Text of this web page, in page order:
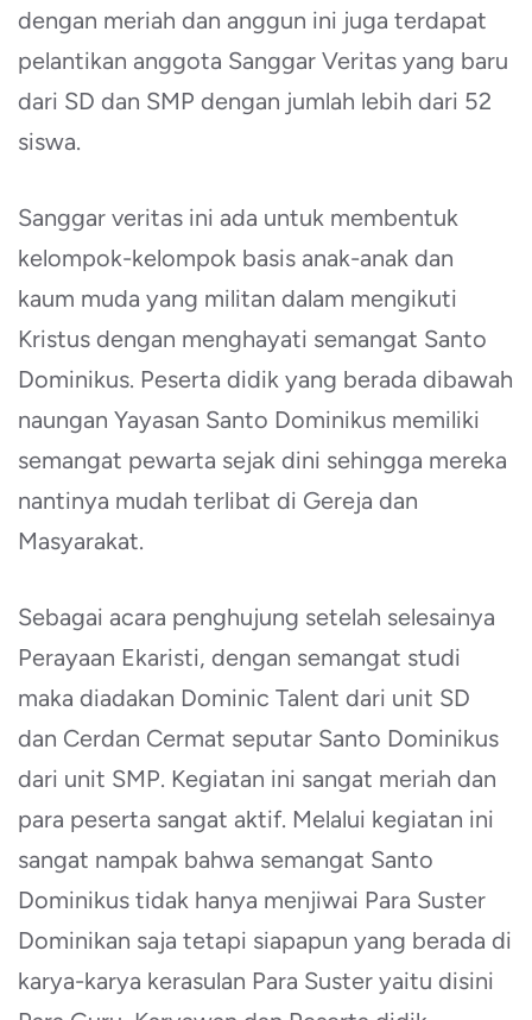
dengan meriah dan anggun ini juga terdapat
pelantikan anggota Sanggar Veritas yang baru
dari SD dan SMP dengan jumlah lebih dari 52
siswa.
Sanggar veritas ini ada untuk membentuk
kelompok-kelompok basis anak-anak dan
kaum muda yang militan dalam mengikuti
Kristus dengan menghayati semangat Santo
Dominikus. Peserta didik yang berada dibawah
naungan Yayasan Santo Dominikus memiliki
semangat pewarta sejak dini sehingga mereka
nantinya mudah terlibat di Gereja dan
Masyarakat.
Sebagai acara penghujung setelah selesainya
Perayaan Ekaristi, dengan semangat studi
maka diadakan Dominic Talent dari unit SD
dan Cerdan Cermat seputar Santo Dominikus
dari unit SMP. Kegiatan ini sangat meriah dan
para peserta sangat aktif. Melalui kegiatan ini
sangat nampak bahwa semangat Santo
Dominikus tidak hanya menjiwai Para Suster
Dominikan saja tetapi siapapun yang berada di
karya-karya kerasulan Para Suster yaitu disini